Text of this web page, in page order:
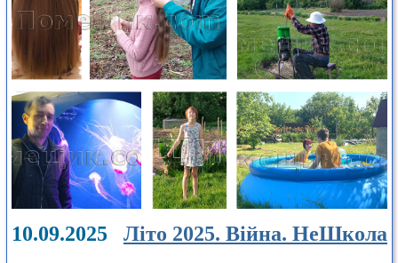
10.09.2025 Літо 2025. Війна. НеШкола